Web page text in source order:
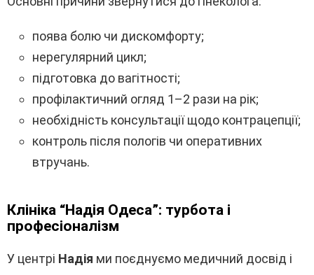
поява болю чи дискомфорту;
нерегулярний цикл;
підготовка до вагітності;
профілактичний огляд 1–2 рази на рік;
необхідність консультації щодо контрацепції;
контроль після пологів чи оперативних
втручань.
Клініка “Надія Одеса”: турбота і
професіоналізм
У центрі Надія ми поєднуємо медичний досвід і